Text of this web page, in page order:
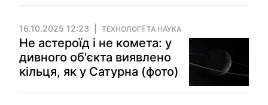
16.10.2025 12:23 ТЕХНОЛОГІЇ ТА НАУКА
Не астероїд і не комета: у
дивного об'єкта виявлено
кільця, як у Сатурна (фото)